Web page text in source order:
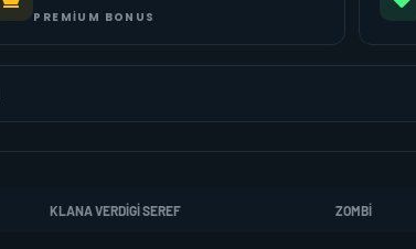
PREMIUM BONUS
KLANA VERDIGI SEREF ZOMBI